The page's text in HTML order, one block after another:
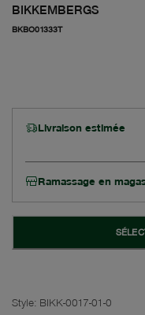
BIKKEMBERGS
BKBO01333T
Livraison estimée
Ramassage en
Style: BIKK-0017-01-0